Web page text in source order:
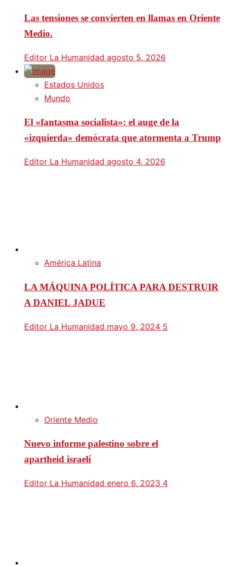
Las tensiones se convierten en llamas en Oriente
Medio.
Editor La Humanidad agosto 5, 2026
Estados Unidos
Mundo
El «fantasma socialista»: el auge de la
«izquierda» demócrata que atormenta a Trump
Editor La Humanidad agosto 4, 2026
América Latina
LA MÁQUINA POLÍTICA PARA DESTRUIR
A DANIEL JADUE
Editor La Humanidad mayo 9, 2024 5
Oriente Medio
Nuevo informe palestino sobre el
apartheid israelí
Editor La Humanidad enero 6, 2023 4